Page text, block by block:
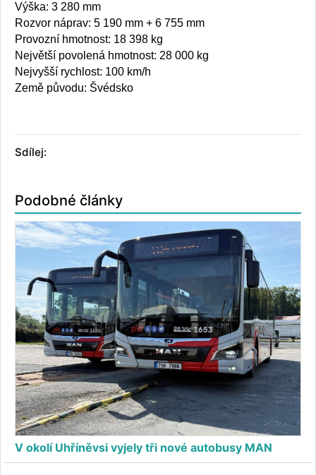
Výška: 3 280 mm
Rozvor náprav: 5 190 mm + 6 755 mm
Provozní hmotnost: 18 398 kg
Největší povolená hmotnost: 28 000 kg
Nejvyšší rychlost: 100 km/h
Země původu: Švédsko
Sdílej:
Podobné články
V okolí Uhříněvsi vyjely tři nové autobusy MAN